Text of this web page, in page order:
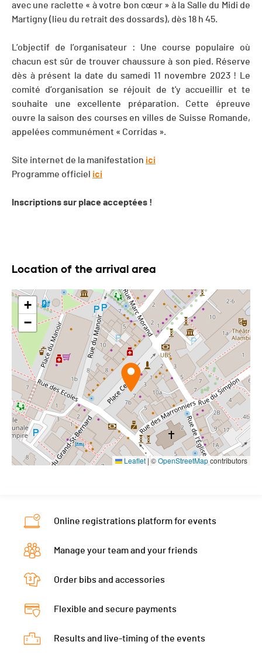
avec une raclette « à votre bon cœur » à la Salle du Midi de
Martigny (lieu du retrait des dossards), dès 18 h 45.
L’objectif de l’organisateur : Une course populaire où
chacun est sûr de trouver chaussure à son pied. Réserve
dès à présent la date du samedi 11 novembre 2023 ! Le
comité d’organisation se réjouit de t'y accueillir et te
souhaite une excellente préparation. Cette épreuve
ouvre la saison des courses en villes de Suisse Romande,
appelées communément « Corridas ».
Site internet de la manifestation ici
Programme officiel ici
Inscriptions sur place acceptées !
Location of the arrival area
+
−
Leaflet |©OpenStreetMapcontributors
Online registrations platform for events
Manage your team and your friends
Order bibs and accessories
Flexible and secure payments
Results and live-timing of the events